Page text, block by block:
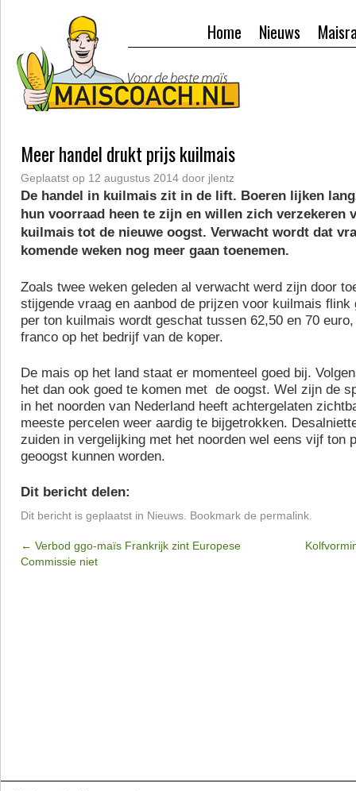
Nieuws
Home
Meer handel drukt prijs kuilmais
Geplaatst op 12 augustus 2014 door jlentz
De handel in kuilmais zit in de lift. Boeren lijken
hun voorraad heen te zijn en willen zich verzekeren
kuilmais tot de nieuwe oogst. Verwacht wordt dat
komende weken nog meer gaan toenemen.
Zoals twee weken geleden al verwacht werd zijn door
stijgende vraag en aanbod de prijzen voor kuilmais flink
per ton kuilmais wordt geschat tussen 62,50 en 70
franco op het bedrijf van de koper.
De mais op het land staat er momenteel goed bij.
het dan ook goed te komen met de oogst. Wel zijn de
in het noorden van Nederland heeft achtergelaten
meeste percelen weer aardig te bijgetrokken.
zuiden in vergelijking met het noorden wel eens vijf ton
geoogst kunnen worden.
Dit bericht delen:
Dit bericht is geplaatst in Nieuws . Bookmark de permalink
← Verbod ggo-maïs Frankrijk zint Europese
Commissie niet